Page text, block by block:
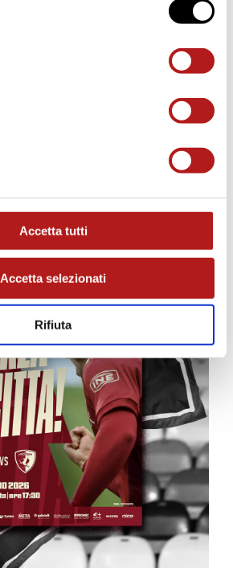
Accetta tutti
Accetta selezionati
Rifiuta